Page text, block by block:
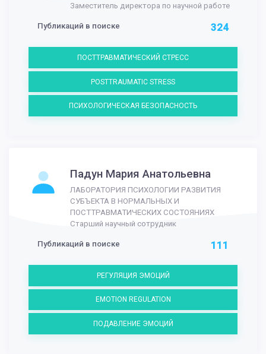
Заместитель директора по научной работе
Публикаций в поиске 324
ПОСТТРАВМАТИЧЕСКИЙ СТРЕСС
POSTTRAUMATIC STRESS
ПСИХОЛОГИЧЕСКАЯ БЕЗОПАСНОСТЬ
Падун Мария Анатольевна
ЛАБОРАТОРИЯ ПСИХОЛОГИИ РАЗВИТИЯ
СУБЪЕКТА В НОРМАЛЬНЫХ И
ПОСТТРАВМАТИЧЕСКИХ СОСТОЯНИЯХ
Старший научный сотрудник
Публикаций в поиске 111
РЕГУЛЯЦИЯ ЭМОЦИЙ
EMOTION REGULATION
ПОДАВЛЕНИЕ ЭМОЦИЙ